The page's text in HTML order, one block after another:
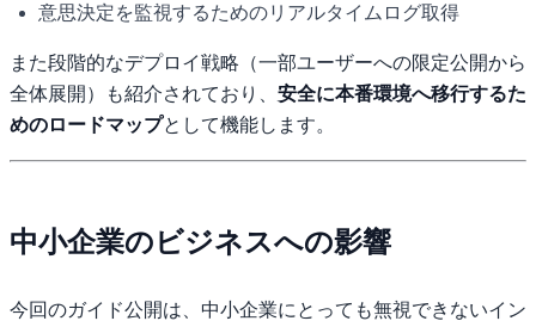
意思決定を監視するためのリアルタイムログ取得
また段階的なデプロイ戦略（一部ユーザーへの限定公開から
全体展開）も紹介されており、 安全に本番環境へ移行するた
めのロードマップとして機能します。
中小企業のビジネスへの影響
今回のガイド公開は、中小企業にとっても無視できないイン